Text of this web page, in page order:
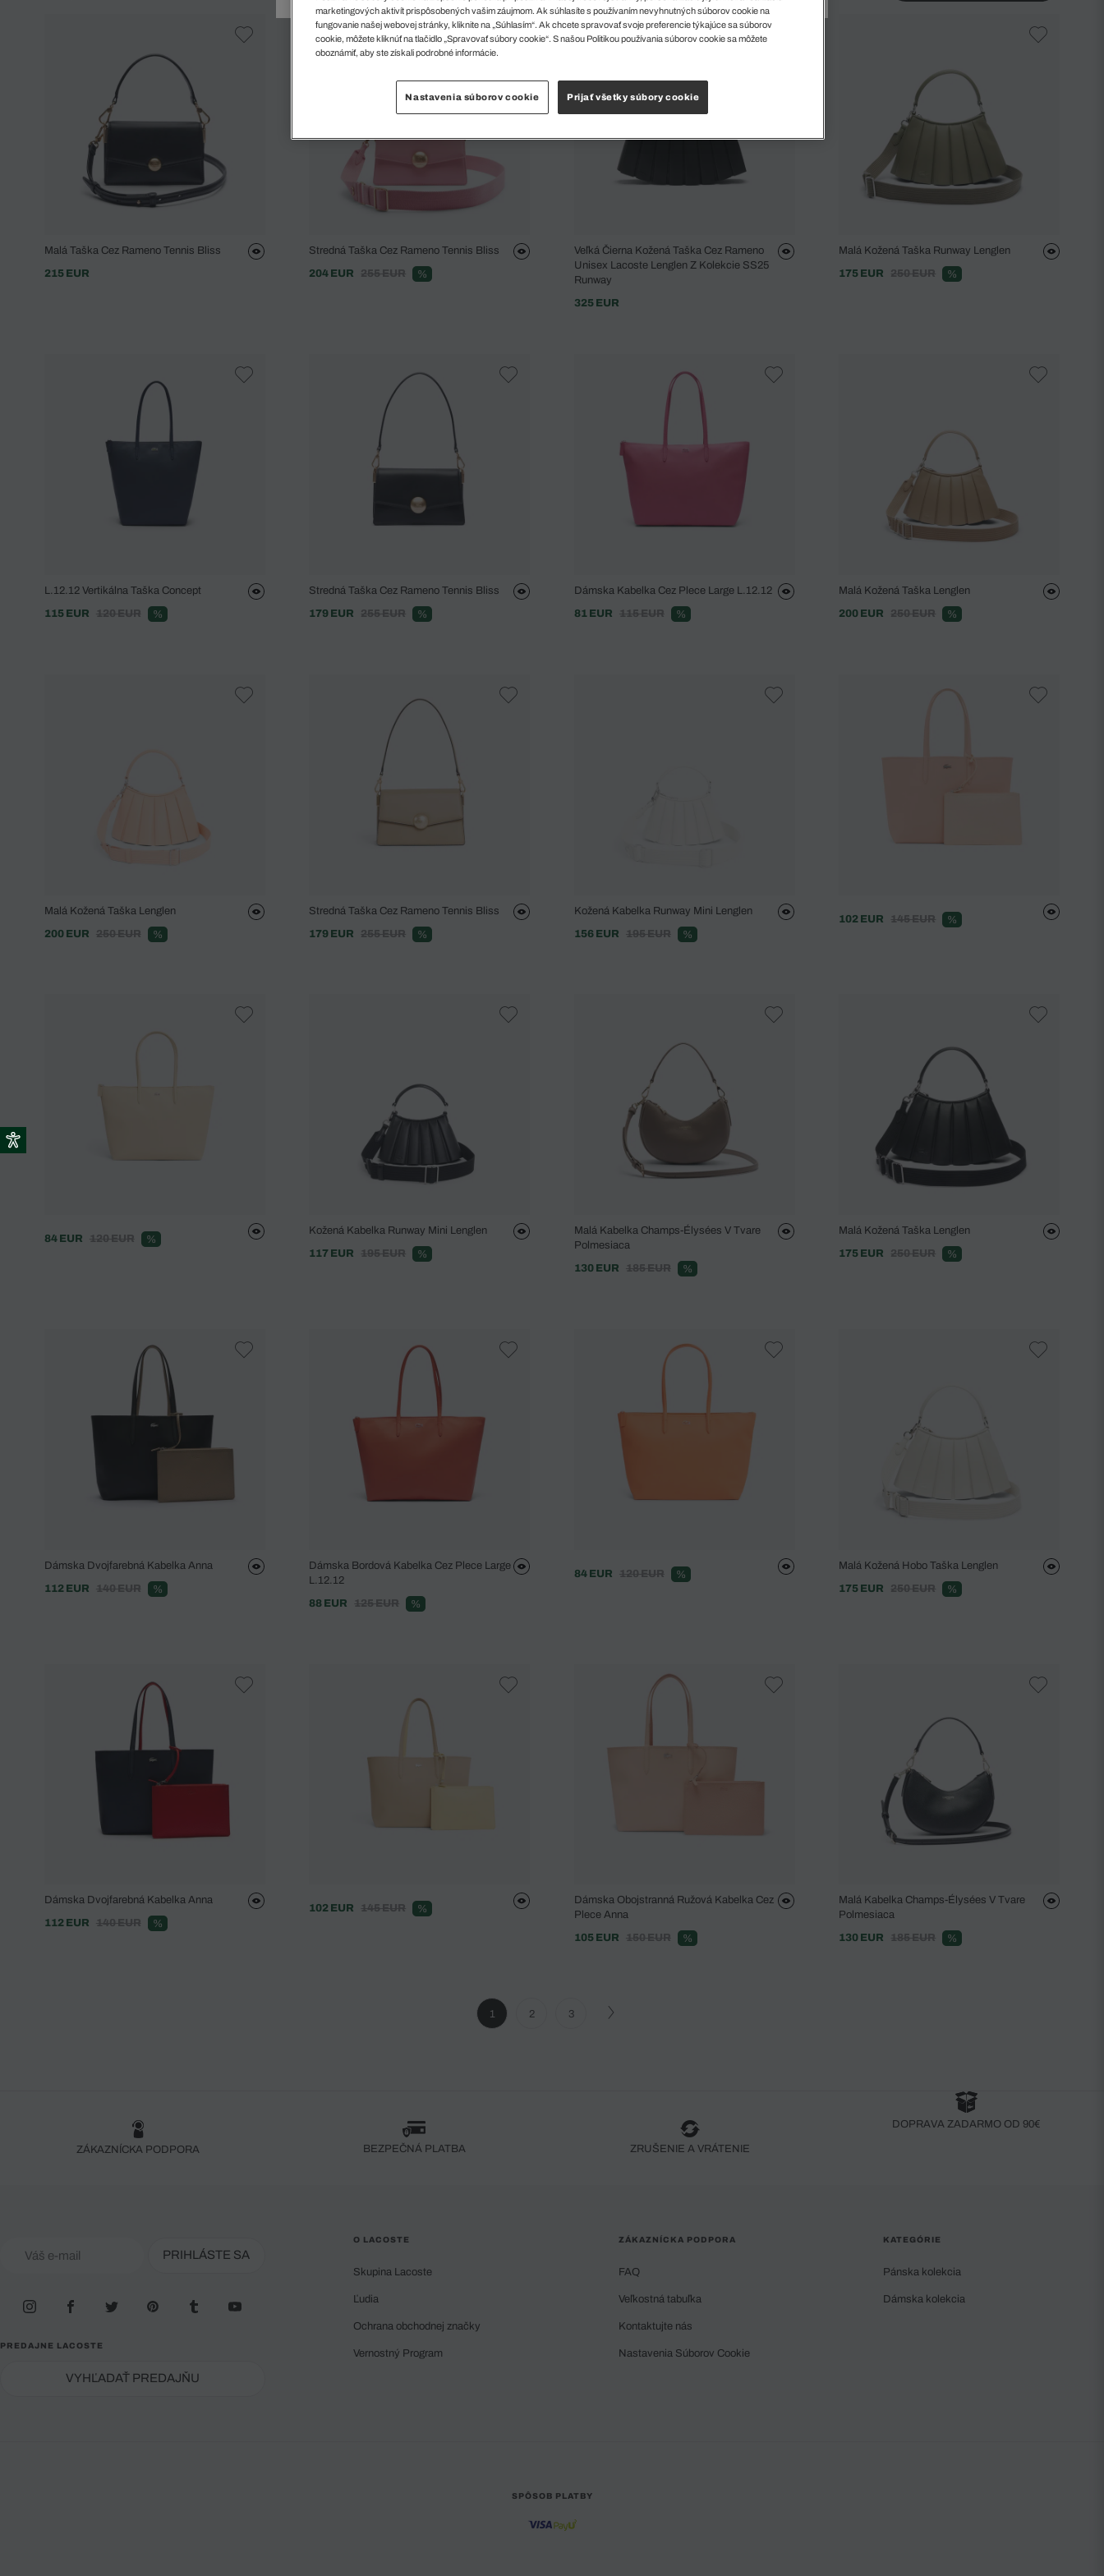
Nohavice
Športové oblečenie
Special Offer
Malá Taška Cez Rameno Tennis Bliss
215 EUR
Stredná Taška Cez Rameno Tennis Bliss
204 EUR
255 EUR %
Veľká Čierna Kožená Taška Cez Rameno
Unisex Lacoste Lenglen Z Kolekcie SS25
Runway
325 EUR
Malá Kožená Taška Runway Lenglen
175 EUR
250 EUR %
L.12.12 Vertikálna Taška Concept
115 EUR
120 EUR %
Stredná Taška Cez Rameno Tennis Bliss
179 EUR
255 EUR %
Dámska Kabelka Cez Plece Large L.12.12
81 EUR
115 EUR %
Malá Kožená Taška Lenglen
200 EUR
250 EUR %
Malá Kožená Taška Lenglen
200 EUR
250 EUR %
Stredná Taška Cez Rameno Tennis Bliss
179 EUR
255 EUR %
Kožená Kabelka Runway Mini Lenglen
156 EUR
195 EUR %
102 EUR 145 EUR %
84 EUR 120 EUR %
Kožená Kabelka Runway Mini Lenglen
117 EUR
195 EUR %
Malá Kabelka Champs-Élysées V Tvare
Polmesiaca
130 EUR
185 EUR %
Malá Kožená Taška Lenglen
175 EUR
250 EUR %
Dámska Dvojfarebná Kabelka Anna
112 EUR
140 EUR %
Dámska Bordová Kabelka Cez Plece Large
L.12.12
88 EUR
125 EUR %
84 EUR 120 EUR %
Malá Kožená Hobo Taška Lenglen
175 EUR
250 EUR %
Dámska Dvojfarebná Kabelka Anna
112 EUR
140 EUR %
102 EUR 145 EUR %
Dámska Obojstranná Ružová Kabelka Cez
Plece Anna
105 EUR
150 EUR %
Malá Kabelka Champs-Élysées V Tvare
Polmesiaca
130 EUR
185 EUR %
1 2 3
ZÁKAZNÍCKA PODPORA BEZPEČNÁ PLATBA ZRUŠENIE A VRÁTENIE
DOPRAVA ZADARMO OD 90€
PRIHLÁSTE SA
PREDAJNE LACOSTE
VYHĽADAŤ PREDAJŇU
O LACOSTE
Skupina Lacoste
Ľudia
Ochrana obchodnej značky
Vernostný Program
ZÁKAZNÍCKA PODPORA
FAQ
Veľkostná tabuľka
Kontaktujte nás
Nastavenia Súborov Cookie
KATEGÓRIE
Pánska kolekcia
Dámska kolekcia
SPÔSOB PLATBY
marketingových aktivít prispôsobených vašim záujmom. Ak súhlasíte s používaním nevyhnutných súborov cookie na
fungovanie našej webovej stránky, kliknite na „Súhlasím“. Ak chcete spravovať svoje preferencie týkajúce sa súborov
cookie, môžete kliknúť na tlačidlo „Spravovať súbory cookie“. S našou Politikou používania súborov cookie sa môžete
oboznámiť, aby ste získali podrobné informácie.
Nastavenia súborov cookie Prijať všetky súbory cookie